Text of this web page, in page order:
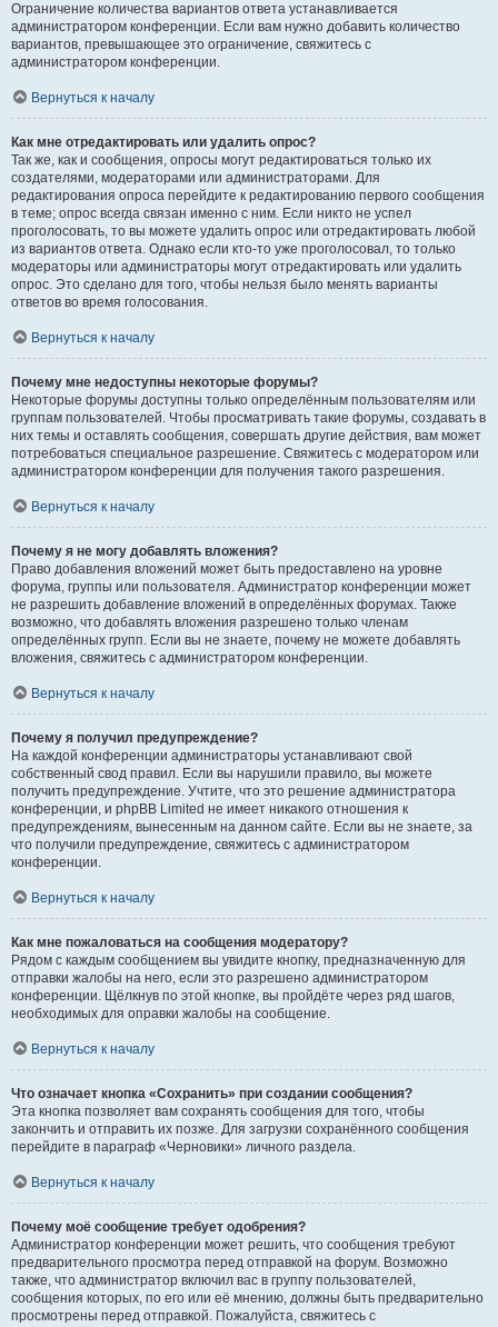
Ограничение количества вариантов ответа устанавливается
администратором конференции. Если вам нужно добавить количество
вариантов, превышающее это ограничение, свяжитесь с
администратором конференции.
Вернуться к началу
Как мне отредактировать или удалить опрос?
Так же, как и сообщения, опросы могут редактироваться только их
создателями, модераторами или администраторами. Для
редактирования опроса перейдите к редактированию первого сообщения
в теме; опрос всегда связан именно с ним. Если никто не успел
проголосовать, то вы можете удалить опрос или отредактировать любой
из вариантов ответа. Однако если кто-то уже проголосовал, то только
модераторы или администраторы могут отредактировать или удалить
опрос. Это сделано для того, чтобы нельзя было менять варианты
ответов во время голосования.
Вернуться к началу
Почему мне недоступны некоторые форумы?
Некоторые форумы доступны только определённым пользователям или
группам пользователей. Чтобы просматривать такие форумы, создавать в
них темы и оставлять сообщения, совершать другие действия, вам может
потребоваться специальное разрешение. Свяжитесь с модератором или
администратором конференции для получения такого разрешения.
Вернуться к началу
Почему я не могу добавлять вложения?
Право добавления вложений может быть предоставлено на уровне
форума, группы или пользователя. Администратор конференции может
не разрешить добавление вложений в определённых форумах. Также
возможно, что добавлять вложения разрешено только членам
определённых групп. Если вы не знаете, почему не можете добавлять
вложения, свяжитесь с администратором конференции.
Вернуться к началу
Почему я получил предупреждение?
На каждой конференции администраторы устанавливают свой
собственный свод правил. Если вы нарушили правило, вы можете
получить предупреждение. Учтите, что это решение администратора
конференции, и phpBB Limited не имеет никакого отношения к
предупреждениям, вынесенным на данном сайте. Если вы не знаете, за
что получили предупреждение, свяжитесь с администратором
конференции.
Вернуться к началу
Как мне пожаловаться на сообщения модератору?
Рядом с каждым сообщением вы увидите кнопку, предназначенную для
отправки жалобы на него, если это разрешено администратором
конференции. Щёлкнув по этой кнопке, вы пройдёте через ряд шагов,
необходимых для оправки жалобы на сообщение.
Вернуться к началу
Что означает кнопка «Сохранить» при создании сообщения?
Эта кнопка позволяет вам сохранять сообщения для того, чтобы
закончить и отправить их позже. Для загрузки сохранённого сообщения
перейдите в параграф «Черновики» личного раздела.
Вернуться к началу
Почему моё сообщение требует одобрения?
Администратор конференции может решить, что сообщения требуют
предварительного просмотра перед отправкой на форум. Возможно
также, что администратор включил вас в группу пользователей,
сообщения которых, по его или её мнению, должны быть предварительно
просмотрены перед отправкой. Пожалуйста, свяжитесь с